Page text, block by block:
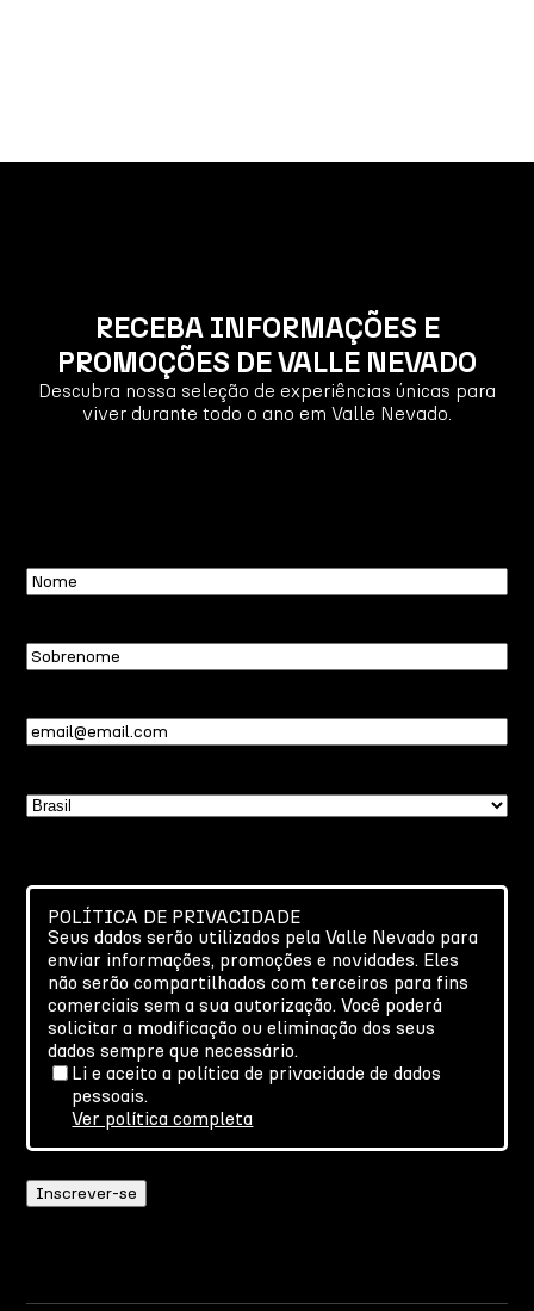
RECEBA INFORMAÇÕES E
PROMOÇÕES DE VALLE NEVADO
Descubra nossa seleção de experiências únicas para
viver durante todo o ano em Valle Nevado.
Nome
Sobrenome
Email(obrigatório)
País
POLÍTICA DE PRIVACIDADE
Seus dados serão utilizados pela Valle Nevado para
enviar informações, promoções e novidades. Eles
não serão compartilhados com terceiros para fins
comerciais sem a sua autorização. Você poderá
solicitar a modificação ou eliminação dos seus
dados sempre que necessário.
Li e aceito a política de privacidade de dados
pessoais.
Ver política completa